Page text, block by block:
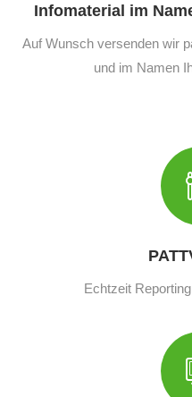
Infomaterial im
Auf Wunsch versenden wir
und im Namen
Echtzeit